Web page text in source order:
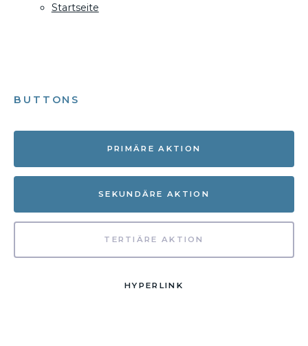
Startseite
BUTTONS
PRIMÄRE AKTION
SEKUNDÄRE AKTION
TERTIÄRE AKTION
HYPERLINK